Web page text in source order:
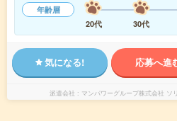
年齢層
20代
30代
気になる! 応募へ進
派遣会社 マンパワーグループ株式会社 ソ